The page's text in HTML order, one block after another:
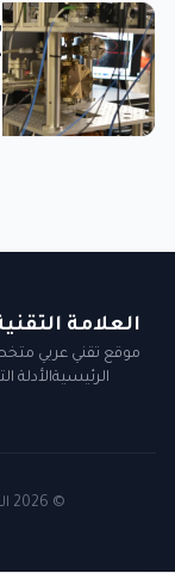
العلامة
موقع تقني عربي
الرئيسيةالأدلة
©
2026